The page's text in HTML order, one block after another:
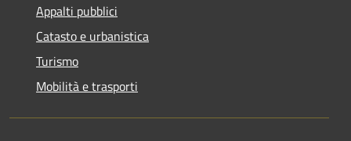
Appalti pubblici
Catasto e urbanistica
Turismo
Mobilità e trasporti